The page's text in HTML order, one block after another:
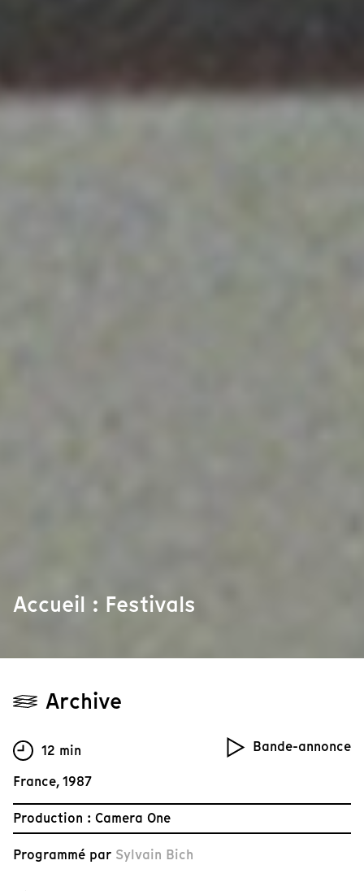
Accueil : Festivals
Archive
Bande-annonce
12 min
France, 1987
Production : Camera One
Programmé par Sylvain Bich